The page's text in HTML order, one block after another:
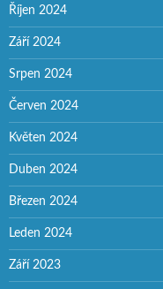
Říjen 2024
Září 2024
Srpen 2024
Červen 2024
Květen 2024
Duben 2024
Březen 2024
Leden 2024
Září 2023